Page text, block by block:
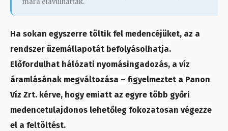
mára elavulhattak.
Ha sokan egyszerre töltik fel medencéjüket, az a
rendszer üzemállapotát befolyásolhatja.
Előfordulhat hálózati nyomásingadozás, a víz
áramlásának megváltozása – figyelmeztet a Panon
Víz Zrt. kérve, hogy emiatt az egyre több győri
medencetulajdonos lehetőleg fokozatosan végezze
el a feltöltést.